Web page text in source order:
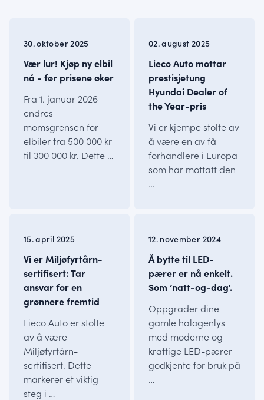
30. oktober 2025
Vær lur! Kjøp ny elbil
nå - før prisene øker
Fra 1. januar 2026
endres
momsgrensen for
elbiler fra 500 000 kr
til 300 000 kr. Dette …
02. august 2025
Lieco Auto mottar
prestisjetung
Hyundai Dealer of
the Year-pris
Vi er kjempe stolte av
å være en av få
forhandlere i Europa
som har mottatt den
…
15. april 2025
Vi er Miljøfyrtårn-
sertifisert: Tar
ansvar for en
grønnere fremtid
Lieco Auto er stolte
av å være
Miljøfyrtårn-
sertifisert. Dette
markerer et viktig
steg i …
12. november 2024
Å bytte til LED-
pærer er nå enkelt.
Som ’natt-og-dag'.
Oppgrader dine
gamle halogenlys
med moderne og
kraftige LED-pærer
godkjente for bruk på
…